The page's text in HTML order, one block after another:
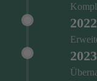
2022
2023